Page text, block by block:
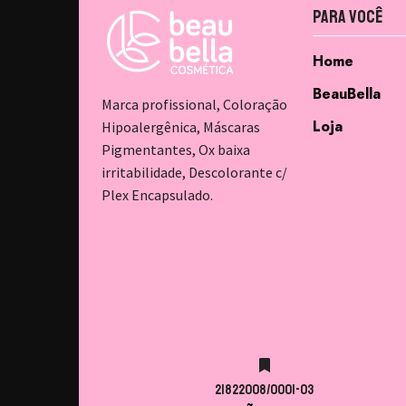
Marca profissional, Coloração
Hipoalergênica, Máscaras
Pigmentantes, Ox baixa
irritabilidade, Descolorante c/
Plex Encapsulado.
Para Você
Home
BeauBella
Loja
21822008/0001-03